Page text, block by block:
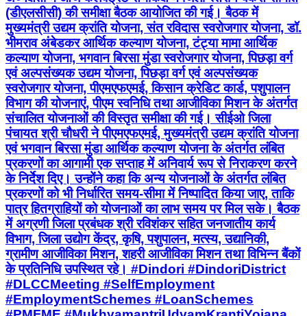
(डीएलसीसी) की समीक्षा बैठक आयोजित की गई। बैठक में
मुख्यमंत्री उद्यम क्रांति योजना, संत रविदास स्वरोजगार योजना, डॉ.
भीमराव अंबेडकर आर्थिक कल्याण योजना, टंट्या मामा आर्थिक
कल्याण योजना, भगवान बिरसा मुंडा स्वरोजगार योजना, पिछड़ा वर्ग
एवं अल्पसंख्यक उद्यम योजना, पिछड़ा वर्ग एवं अल्पसंख्यक
स्वरोजगार योजना, पीएमएफएमई, किसान क्रेडिट कार्ड, पशुपालन
विभाग की योजनाएं, पीएम स्वनिधि तथा आजीविका मिशन के अंतर्गत
संचालित योजनाओं की विस्तृत समीक्षा की गई। सीईओ जिला
पंचायत श्री चौधरी ने पीएमएफएमई, मुख्यमंत्री उद्यम क्रांति योजना
एवं भगवान बिरसा मुंडा आर्थिक कल्याण योजना के अंतर्गत लंबित
प्रकरणों का आगामी एक सप्ताह में अनिवार्य रूप से निराकरण करने
के निर्देश दिए। उन्होंने कहा कि अन्य योजनाओं के अंतर्गत लंबित
प्रकरणों को भी निर्धारित समय-सीमा में निष्पादित किया जाए, ताकि
पात्र हितग्राहियों को योजनाओं का लाभ समय पर मिल सके। बैठक
में अग्रणी जिला प्रबंधक श्री रविशंकर सहित जनजातीय कार्य
विभाग, जिला उद्योग केंद्र, कृषि, पशुपालन, मत्स्य, उद्यानिकी,
ग्रामीण आजीविका मिशन, शहरी आजीविका मिशन तथा विभिन्न बैंकों
के प्रतिनिधि उपस्थित रहे। #Dindori #DindoriDistrict
#DLCCMeeting #SelfEmployment
#EmploymentSchemes #LoanSchemes